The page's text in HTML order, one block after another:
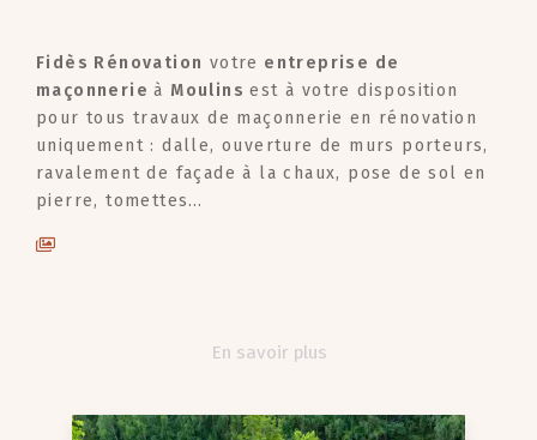
Fidès Rénovation votre entreprise de
maçonnerieà Moulinsest à votre disposition
pour tous travaux de maçonnerie en rénovation
uniquement : dalle, ouverture de murs porteurs,
ravalement de façade à la chaux, pose de sol en
pierre, tomettes…
En savoir plus